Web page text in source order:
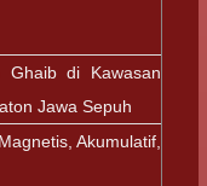
Ghaib di Kawasan
Jawa Sepuh
Akumulatif,